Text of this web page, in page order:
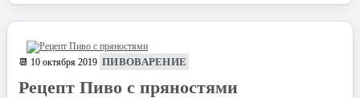
📆 10 октября 2019 ПИВОВАРЕНИЕ
Рецепт Пиво с пряностями